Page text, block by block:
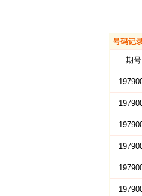
号码记
期号